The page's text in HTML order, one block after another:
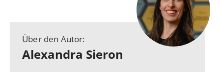
Über den Autor:
Alexandra Sieron